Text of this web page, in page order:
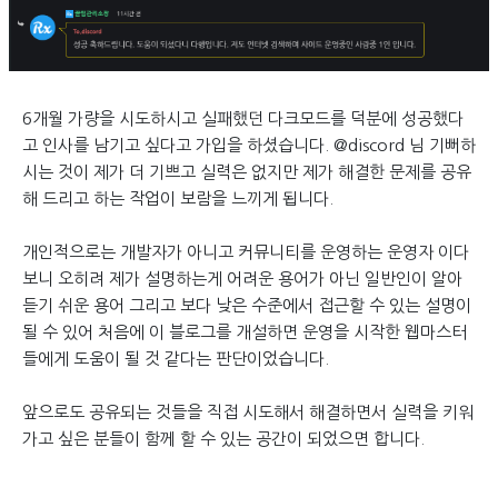
6개월 가량을 시도하시고 실패했던 다크모드를 덕분에 성공했다
고 인사를 남기고 싶다고 가입을 하셨습니다. @discord 님 기뻐하
시는 것이 제가 더 기쁘고 실력은 없지만 제가 해결한 문제를 공유
해 드리고 하는 작업이 보람을 느끼게 됩니다.
개인적으로는 개발자가 아니고 커뮤니티를 운영하는 운영자 이다
보니 오히려 제가 설명하는게 어려운 용어가 아닌 일반인이 알아
듣기 쉬운 용어 그리고 보다 낮은 수준에서 접근할 수 있는 설명이
될 수 있어 처음에 이 블로그를 개설하면 운영을 시작한 웹마스터
들에게 도움이 될 것 같다는 판단이었습니다.
앞으로도 공유되는 것들을 직접 시도해서 해결하면서 실력을 키워
가고 싶은 분들이 함께 할 수 있는 공간이 되었으면 합니다.